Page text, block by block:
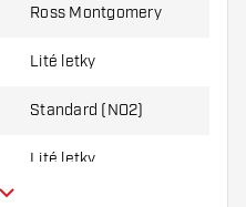
varianta vám
Ross Montgomery
Lité letky
Standard (NO2)
Lité letky